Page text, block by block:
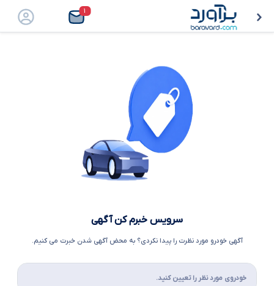
سرویس خبرم کن آگهی
آگهی خودرو مورد نظرت را پیدا نکردی؟ به محض آگهی شدن خبرت می کنیم.